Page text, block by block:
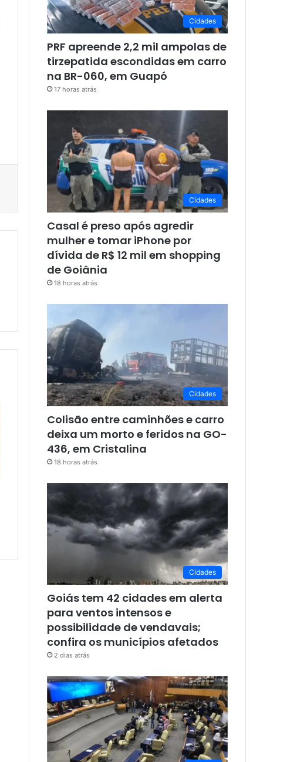
Cidades
PRF apreende 2,2 mil ampolas de
tirzepatida escondidas em carro
na BR-060, em Guapó
17 horas atrás
Cidades
Casal é preso após agredir
mulher e tomar iPhone por
dívida de R$ 12 mil em shopping
de Goiânia
18 horas atrás
Cidades
Colisão entre caminhões e carro
deixa um morto e feridos na GO-
436, em Cristalina
18 horas atrás
Cidades
Goiás tem 42 cidades em alerta
para ventos intensos e
possibilidade de vendavais;
confira os municípios afetados
2 dias atrás